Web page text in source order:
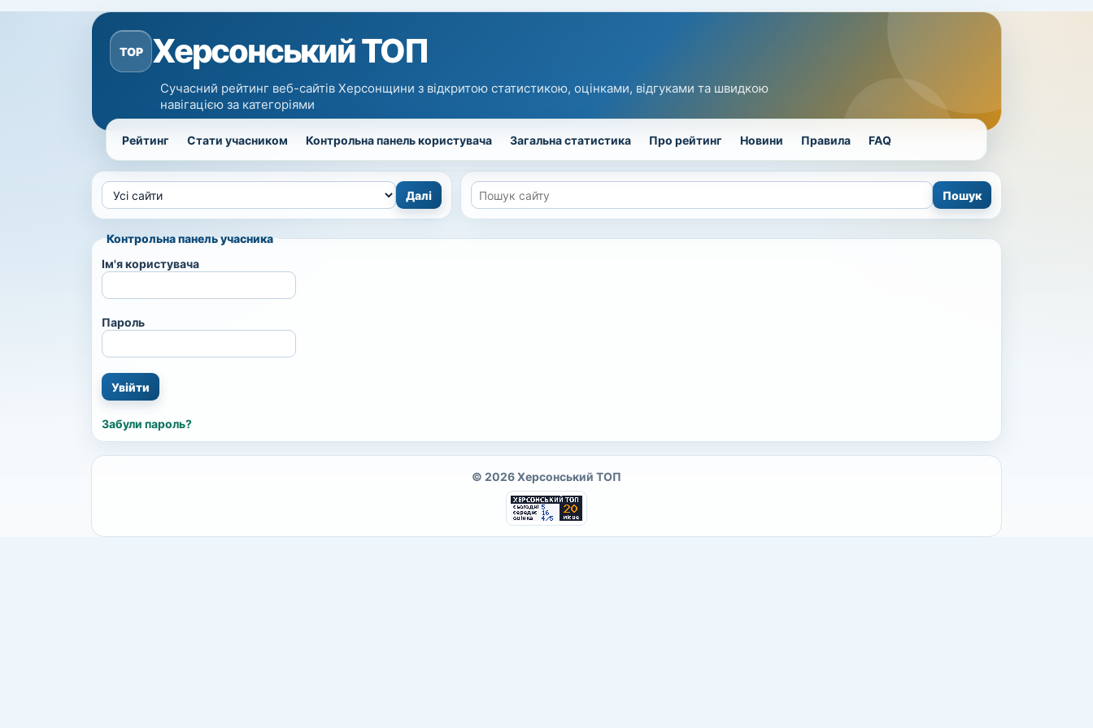
TOP Херсонський ТОП
Сучасний рейтинг веб-сайтів Херсонщини з відкритою статистикою, оцінками, відгуками та швидкою
навігацією за категоріями
Рейтинг Стати учасником Контрольна панель користувача Загальна статистика Про рейтинг Новини Правила FAQ
Контрольна панель учасника
Ім'я користувача
Пароль
Забули пароль?
© 2026 Херсонський ТОП